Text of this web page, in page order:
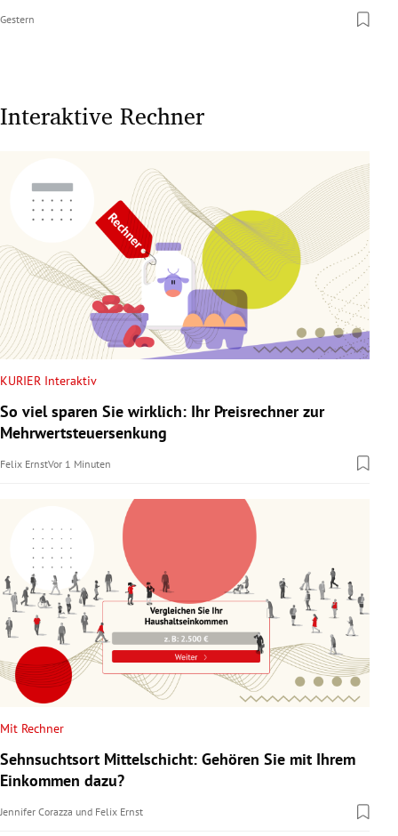
Gestern
Interaktive Rechner
KURIER Interaktiv
So viel sparen Sie wirklich: Ihr Preisrechner zur
Mehrwertsteuersenkung
Felix ErnstVor 1 Minuten
Mit Rechner
Sehnsuchtsort Mittelschicht: Gehören Sie mit Ihrem
Einkommen dazu?
Jennifer Corazza und Felix Ernst